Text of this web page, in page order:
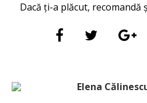
Dacă ți-a plăcut, recomandă
Elena